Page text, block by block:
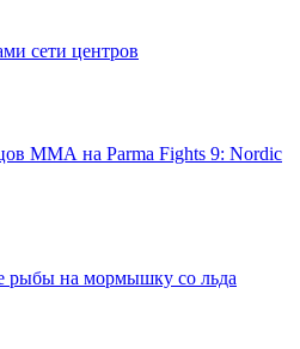
сети центров
ММА на Parma Fights 9: Nordic
рыбы на мормышку со льда